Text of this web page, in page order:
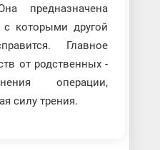
предназначена
которыми другой
Главное
от родственных -
операции,
силу трения.